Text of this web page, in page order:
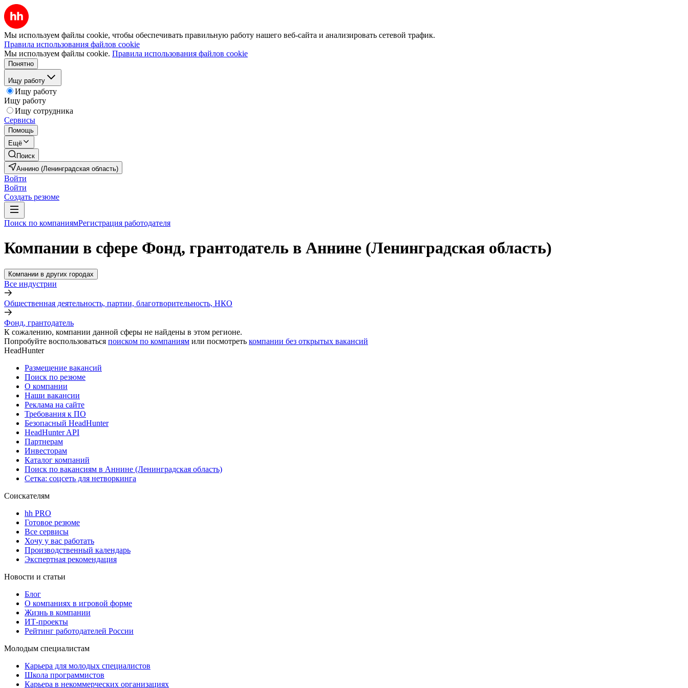
Мы используем файлы cookie, чтобы обеспечивать правильную работу нашего веб-сайта и анализировать сетевой трафик.
Правила использования файлов cookie
Мы используем файлы cookie. Правила использования файлов cookie
Понятно
Ищу работу
Ищу работу
Ищу работу
Ищу сотрудника
Сервисы
Помощь
Ещё
Поиск
Аннино (Ленинградская область)
Войти
Войти
Создать резюме
Поиск по компаниямРегистрация работодателя
Компании в сфере Фонд, грантодатель в Аннине (Ленинградская область)
Компании в других городах
Все индустрии
Общественная деятельность, партии, благотворительность, НКО
Фонд, грантодатель
К сожалению, компании данной сферы не найдены в этом регионе.
Попробуйте воспользоваться поиском по компаниям или посмотреть компании без открытых вакансий
HeadHunter
Размещение вакансий
Поиск по резюме
О компании
Наши вакансии
Реклама на сайте
Требования к ПО
Безопасный HeadHunter
HeadHunter API
Партнерам
Инвесторам
Каталог компаний
Поиск по вакансиям в Аннине (Ленинградская область)
Сетка: соцсеть для нетворкинга
Соискателям
hh PRO
Готовое резюме
Все сервисы
Хочу у вас работать
Производственный календарь
Экспертная рекомендация
Новости и статьи
Блог
О компаниях в игровой форме
Жизнь в компании
ИТ-проекты
Рейтинг работодателей России
Молодым специалистам
Карьера для молодых специалистов
Школа программистов
Карьера в некоммерческих организациях